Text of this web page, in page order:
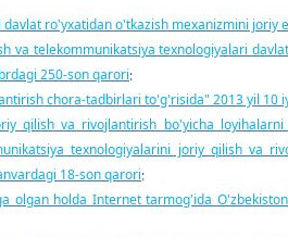
ro'yxatidan o'tkazish mexanizmini
va telekommunikatsiya texnologiyalari
250-son qarori;
chora-tadbirlari to'g'risida" 2013 yil 10
qilish va rivojlantirish bo'yicha
texnologiyalarini joriy qilish va
18-son qarori;
holda Internet tarmog'ida